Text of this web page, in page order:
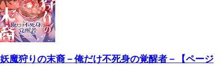
妖魔狩りの末裔－俺だけ不死身の覚醒者－【ページ